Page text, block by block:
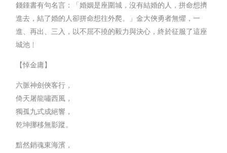
錢鍾書有句名言：「婚姻是座圍城，沒有結婚的人，拼命想擠
進去，結了婚的人卻拼命想往外爬。」金大俠勇者無懼，一
進、再出、三入，以不屈不撓的毅力與決心，終於征服了這座
城池﹗
【悼金庸】
六脈神劍俠客行，
倚天屠龍嘯西風，
獨孤九式成絕響，
乾坤挪移無影蹤。
黯然銷魂東海濱，